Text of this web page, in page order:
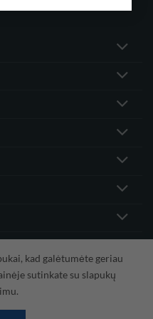
kad galėtumėte geriau
sutinkate su slapukų